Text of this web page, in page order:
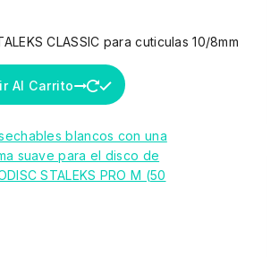
CLASSIC para cuticulas 10/8mm
Al Carrito